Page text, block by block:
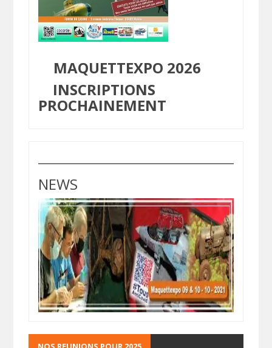
MAQUETTEXPO 2026
INSCRIPTIONS
PROCHAINEMENT
NEWS